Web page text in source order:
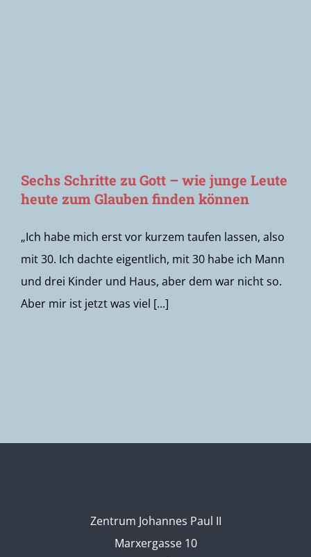
Sechs Schritte zu Gott – wie junge Leute
heute zum Glauben finden können
„Ich habe mich erst vor kurzem taufen lassen, also
mit 30. Ich dachte eigentlich, mit 30 habe ich Mann
und drei Kinder und Haus, aber dem war nicht so.
Aber mir ist jetzt was viel [...]
Zentrum Johannes Paul II
Marxergasse 10